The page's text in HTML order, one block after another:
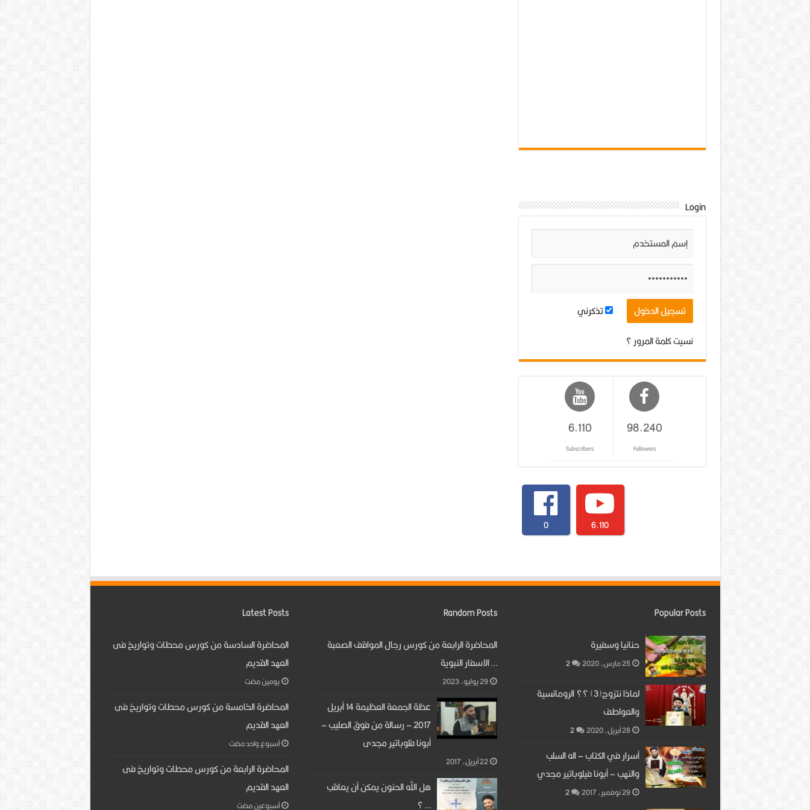
Login
تذكرني
نسيت كلمة المرور ؟
98,240
Followers
6,110
Subscribers
0 6,110
Popular Posts
حنانيا وسفيرة
25 مارس، 2020 2
لماذا نتزوج(3) ؟؟ الرومانسية
والعواطف
28 أبريل، 2020 2
أسرار في الكتاب – اله السلب
والنهب – أبونا فيلوباتير مجدي
29 نوفمبر، 2017 2
Random Posts
المحاضرة الرابعة من كورس رجال المواقف الصعبة
… الاسفار النبوية
29 يوليو، 2023
عظة الجمعة العظيمة 14 أبريل
2017 – رسالة من فوق الصليب –
أبونا فلوباتير مجدى
22 أبريل، 2017
هل الله الحنون يمكن أن يعاقب
… ؟
Latest Posts
المحاضرة السادسة من كورس محطات وتواريخ فى
العهد القديم
‏يومين مضت
المحاضرة الخامسة من كورس محطات وتواريخ فى
العهد القديم
‏أسبوع واحد مضت
المحاضرة الرابعة من كورس محطات وتواريخ فى
العهد القديم
‏أسبوعين مضت